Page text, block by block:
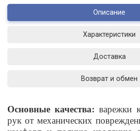
Описание
Характеристики
Доставка
Возврат и обмен
Основные качества: варежки
рук от механических